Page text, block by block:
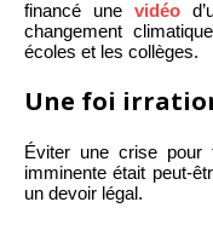
financé unevidéo
changement
écoles et les collèges.
Une foi
Éviter une crise pour
imminente était peut-
un devoir légal.